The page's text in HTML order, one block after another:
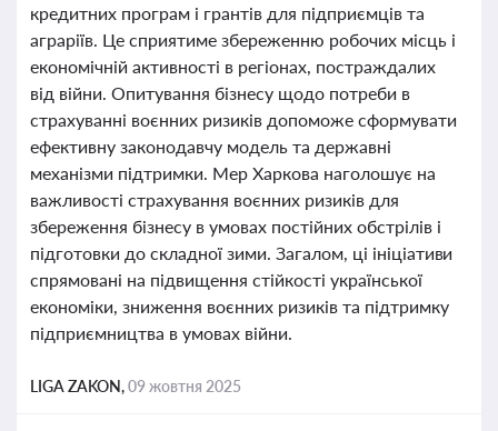
кредитних програм і грантів для підприємців та
аграріїв. Це сприятиме збереженню робочих місць і
економічній активності в регіонах, постраждалих
від війни. Опитування бізнесу щодо потреби в
страхуванні воєнних ризиків допоможе сформувати
ефективну законодавчу модель та державні
механізми підтримки. Мер Харкова наголошує на
важливості страхування воєнних ризиків для
збереження бізнесу в умовах постійних обстрілів і
підготовки до складної зими. Загалом, ці ініціативи
спрямовані на підвищення стійкості української
економіки, зниження воєнних ризиків та підтримку
підприємництва в умовах війни.
LIGA ZAKON,09 жовтня 2025